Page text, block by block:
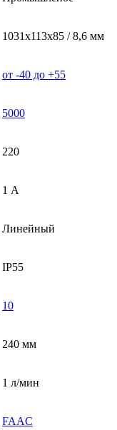
1031х113х85 / 8,6 мм
от -40 до +55
5000
220
1 А
Линейный
IP55
10
240 мм
1 л/мин
FAAC